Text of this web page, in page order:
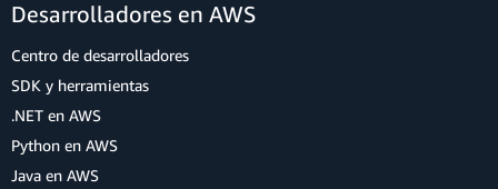
Desarrolladores en AWS
Centro de desarrolladores
SDK y herramientas
.NET en AWS
Python en AWS
Java en AWS